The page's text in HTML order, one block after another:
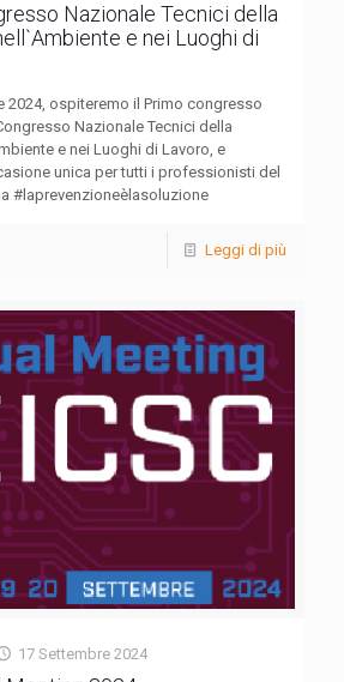
Nazionale Tecnici della
e nei Luoghi di
2024, ospiteremo il Primo congresso
Nazionale Tecnici della
e nei Luoghi di Lavoro, e
unica per tutti i professionisti del
#laprevenzioneèlasoluzione
Leggi di più
17 Settembre 2024